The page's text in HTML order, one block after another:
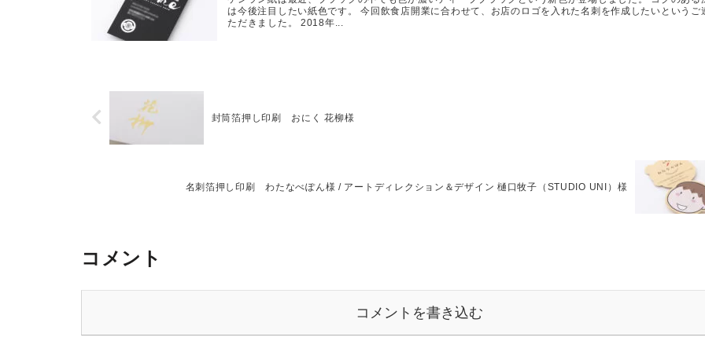
は今後注目したい紙色です。 今回飲食店開業に合わせて、お店のロゴを入れた名刺を作成したいというご
ただきました。 2018年...
封筒箔押し印刷 おにく 花柳様
名刺箔押し印刷 わたなべぽん様 / アートディレクション＆デザイン 樋口牧子（STUDIO UNI）様
コメント
コメントを書き込む